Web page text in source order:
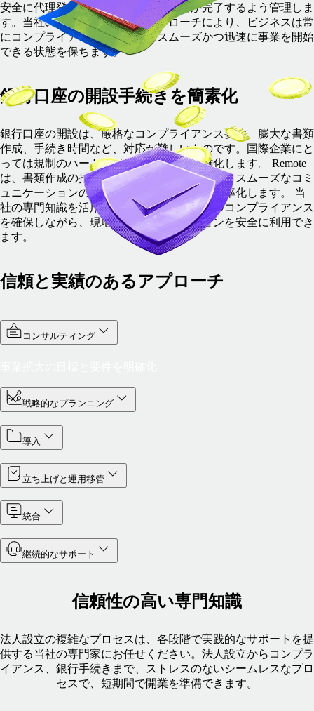
安全に代理登録を行い、期限内に提出が完了するよう管理しま
す。当社のプロアクティブなアプローチにより、ビジネスは常
にコンプライアンスを遵守し、スムーズかつ迅速に事業を開始
できる状態を保ちます。
銀行口座の開設手続きを簡素化
銀行口座の開設は、厳格なコンプライアンス要件、膨大な書類
作成、手続き時間など、対応が難しいものです。国際企業にと
っては規制のハードルが高く、さらに複雑化します。
Remote
は、書類作成の指導、銀行手続きのサポート、スムーズなコミ
ュニケーションの確保により、プロセスを効率化します。 当
社の専門知識を活用することで、効率的かつコンプライアンス
を確保しながら、現地の銀行ソリューションを安全に利用でき
ます。
信頼と実績のあるアプローチ
コンサルティング
戦略的なプランニング
導入
立ち上げと運用移管
統合
継続的なサポート
信頼性の高い専門知識
法人設立の複雑なプロセスは、各段階で実践的なサポートを提
供する当社の専門家にお任せください。法人設立からコンプラ
イアンス、銀行手続きまで、ストレスのないシームレスなプロ
セスで、短期間で開業を準備できます。